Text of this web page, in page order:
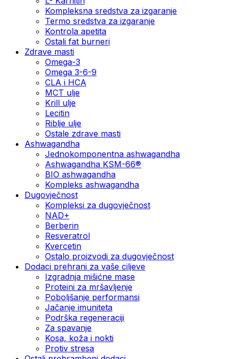
Kompleksna sredstva za izgaranje
Termo sredstva za izgaranje
Kontrola apetita
Ostali fat burneri
Zdrave masti
Omega-3
Omega 3-6-9
CLA i HCA
MCT ulje
Krill ulje
Lecitin
Riblje ulje
Ostale zdrave masti
Ashwagandha
Jednokomponentna ashwagandha
Ashwagandha KSM-66®
BIO ashwagandha
Kompleks ashwagandha
Dugovječnost
Kompleksi za dugovječnost
NAD+
Berberin
Resveratrol
Kvercetin
Ostalo proizvodi za dugovječnost
Dodaci prehrani za vaše ciljeve
Izgradnja mišićne mase
Proteini za mršavljenje
Poboljšanje performansi
Jačanje imuniteta
Podrška regeneraciji
Za spavanje
Kosa, koža i nokti
Protiv stresa